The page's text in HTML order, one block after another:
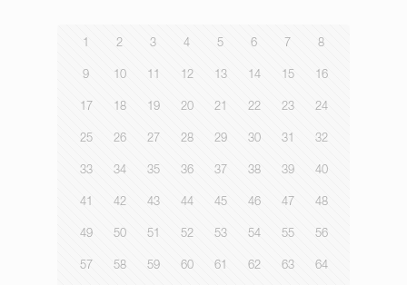
1 2 3 4 5 6 7 8
9 10 11 12 13 14 15 16
17 18 19 20 21 22 23 24
25 26 27 28 29 30 31 32
33 34 35 36 37 38 39 40
41 42 43 44 45 46 47 48
49 50 51 52 53 54 55 56
57 58 59 60 61 62 63 64